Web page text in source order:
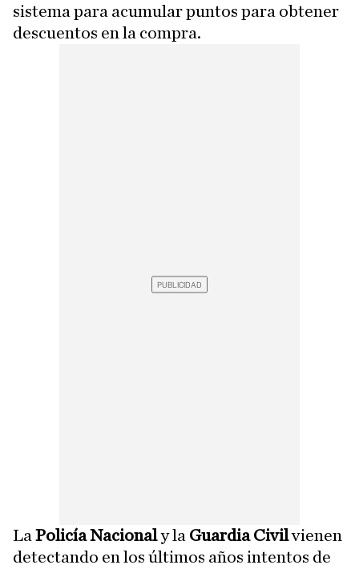
sistema para acumular puntos para obtener
descuentos en la compra.
La Policía Nacionaly la Guardia Civilvienen
detectando en los últimos años intentos de